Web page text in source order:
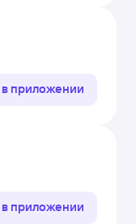
приложении
приложении